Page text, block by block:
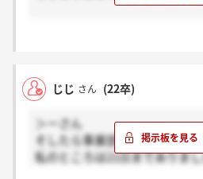
じじ さん (22卒)
＞ーさん
そしたら事業部によって異な
私のところは21日までありま